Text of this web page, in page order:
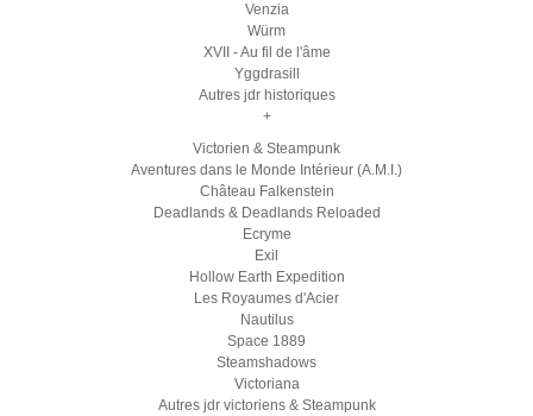
Venzia
Würm
XVII - Au fil de l'âme
Yggdrasill
Autres jdr historiques
+
Victorien & Steampunk
Aventures dans le Monde Intérieur (A.M.I.)
Château Falkenstein
Deadlands & Deadlands Reloaded
Ecryme
Exil
Hollow Earth Expedition
Les Royaumes d'Acier
Nautilus
Space 1889
Steamshadows
Victoriana
Autres jdr victoriens & Steampunk